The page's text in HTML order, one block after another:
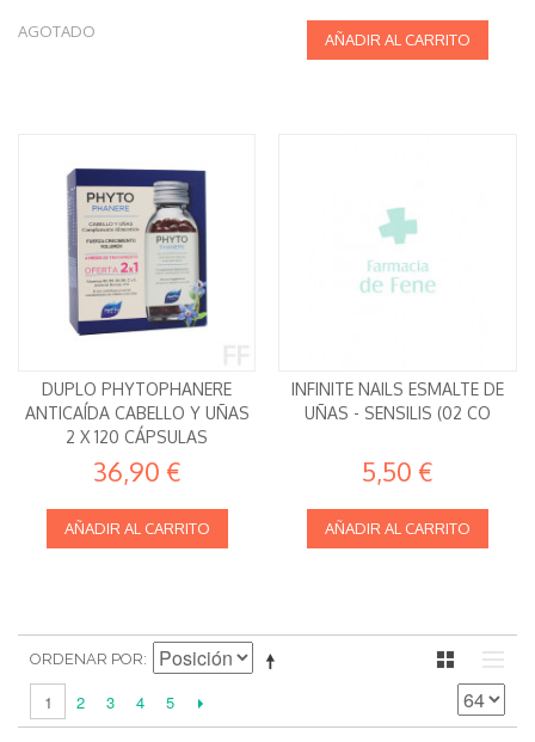
AGOTADO AÑADIR AL CARRITO
DUPLO PHYTOPHANERE
ANTICAÍDA CABELLO Y UÑAS
2 X 120 CÁPSULAS
36,90 €
AÑADIR AL CARRITO
INFINITE NAILS ESMALTE DE
UÑAS - SENSILIS (02 CO
5,50 €
AÑADIR AL CARRITO
ORDENAR POR
1 2 3 4 5